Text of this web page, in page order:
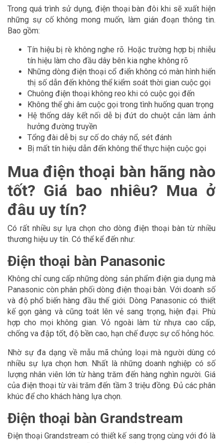
Trong quá trình sử dụng, điện thoại bàn đôi khi sẽ xuất hiện
những sự cố không mong muốn, làm gián đoạn thông tin.
Bao gồm:
Tín hiệu bị rè không nghe rõ. Hoặc trường hợp bị nhiễu
tín hiệu làm cho đầu dây bên kia nghe không rõ
Những dòng điện thoại cổ điển không có màn hình hiển
thị số dẫn đến không thể kiểm soát thời gian cuộc gọi
Chuông điện thoại không reo khi có cuộc gọi đến
Không thể ghi âm cuộc gọi trong tình huống quan trọng
Hệ thống dây kết nối dễ bị đứt do chuột cắn làm ảnh
hưởng đường truyền
Tổng đài dễ bị sự cố do cháy nổ, sét đánh
Bị mất tín hiệu dẫn đến không thể thực hiện cuộc gọi
Mua điện thoại bàn hãng nào
tốt? Giá bao nhiêu? Mua ở
đâu uy tín?
Có rất nhiều sự lựa chọn cho dòng điện thoại bàn từ nhiều
thương hiệu uy tín. Có thể kể đến như:
Điện thoại bàn Panasonic
Không chỉ cung cấp những dòng sản phẩm điện gia dụng mà
Panasonic còn phân phối dòng điện thoại bàn. Với doanh số
và độ phổ biến hàng đầu thế giới. Dòng Panasonic có thiết
kế gọn gàng và cũng toát lên vẻ sang trọng, hiện đại. Phù
hợp cho mọi không gian. Vỏ ngoài làm từ nhựa cao cấp,
chống va đập tốt, độ bền cao, hạn chế được sự cố hỏng hóc.
Nhờ sự đa dạng về mẫu mã chủng loại mà người dùng có
nhiều sự lựa chọn hơn. Nhất là những doanh nghiệp có số
lượng nhân viên lớn từ hàng trăm đến hàng nghìn người. Giá
của điện thoại từ vài trăm đến tầm 3 triệu đồng. Đủ các phân
khúc để cho khách hàng lựa chọn.
Điện thoại bàn Grandstream
Điện thoại Grandstream có thiết kế sang trọng cùng với đó là